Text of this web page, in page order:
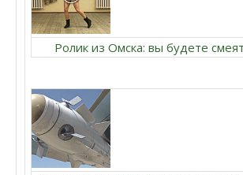
Ролик из Омска: вы будете